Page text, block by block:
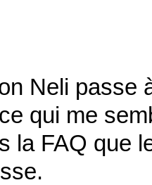
Neli passe
qui me
la FAQ que